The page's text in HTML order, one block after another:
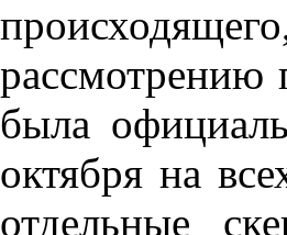
была
октября на
отдельные